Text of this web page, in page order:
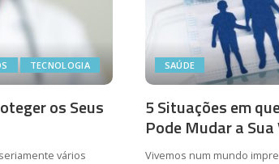
TECNOLOGIA
os Seus
vários
SAÚDE
5 Situações em
Pode Mudar a Sua
Vivemos num mundo